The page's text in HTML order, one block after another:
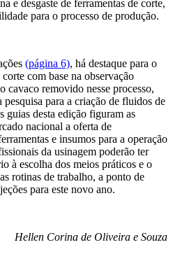
e desgaste de ferramentas de corte,
para o processo de produção.
(página 6), há destaque para o
com base na observação
cavaco removido nesse processo,
para a criação de fluidos de
guias desta edição figuram as
nacional a oferta de
e insumos para a operação
da usinagem poderão ter
à escolha dos meios práticos e o
rotinas de trabalho, a ponto de
para este novo ano.
Hellen Corina de Oliveira e Souza